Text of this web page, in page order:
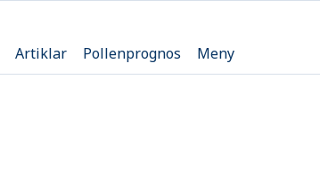
Artiklar Pollenprognos Meny